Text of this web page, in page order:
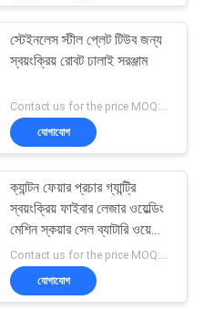
স্টেইনলেস স্টীল প্লেট টিউব জন্য
স্বয়ংক্রিয় রোবট ঢালাই সরঞ্জাম
Contact us for the price MOQ:1 সেট
যোগাযোগ
ক্যান্টন ফেয়ার প্রচার গ্যান্ট্রি
স্বয়ংক্রিয় ফাইবার লেজার ওয়েল্ডিং
মেশিন স্কয়ার সেল ব্যাটারি ওয়েল্ডিং
জন্য
Contact us for the price MOQ:1 সেট
যোগাযোগ